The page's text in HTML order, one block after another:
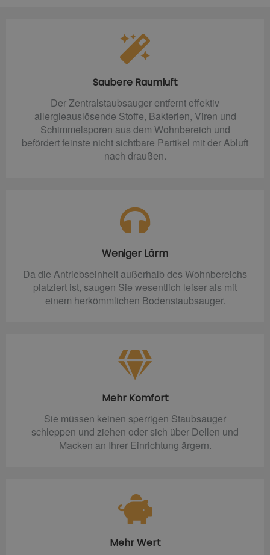
Saubere Raumluft
Der Zentralstaubsauger entfernt effektiv
allergieauslösende Stoffe, Bakterien, Viren und
Schimmelsporen aus dem Wohnbereich und
befördert feinste nicht sichtbare Partikel mit der Abluft
nach draußen.
Weniger Lärm
Da die Antriebseinheit außerhalb des Wohnbereichs
platziert ist, saugen Sie wesentlich leiser als mit
einem herkömmlichen Bodenstaubsauger.
Mehr Komfort
Sie müssen keinen sperrigen Staubsauger
schleppen und ziehen oder sich über Dellen und
Macken an Ihrer Einrichtung ärgern.
Mehr Wert